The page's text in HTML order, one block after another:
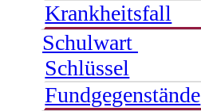
Krankheitsfall
Schulwart
Schlüssel
Fundgegenstände